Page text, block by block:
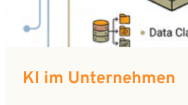
KI im Unternehmen